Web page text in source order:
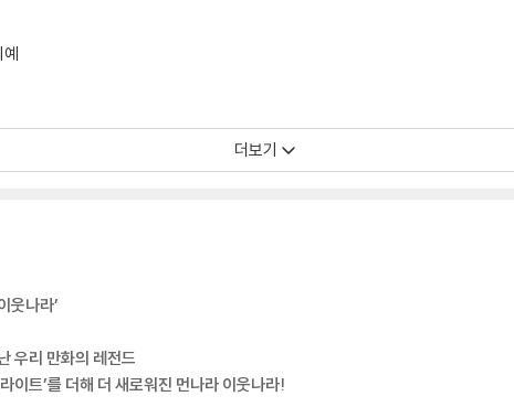
예
더보기
웃나라’
우리 만화의 레전드
이트’를 더해 더 새로워진 먼나라 이웃나라!